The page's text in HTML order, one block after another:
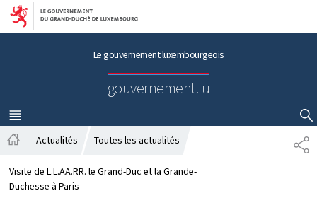
Aller au menu principal
Aller au contenu
Le gouvernement luxembourgeois
gouvernement.lu
MENU
PRINCIPAL
AFFICHER / MASQUER LA RECHERCHE
P
A
c
c
Actualités Toutes les actualités
Visite de L.L.AA.RR. le Grand-Duc et la Grande-
Duchesse à Paris